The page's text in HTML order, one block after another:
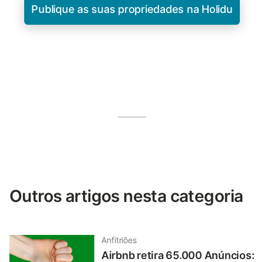
Publique as suas propriedades na Holidu
Outros artigos nesta categoria
Anfitriões
Airbnb retira 65.000 Anúncios: